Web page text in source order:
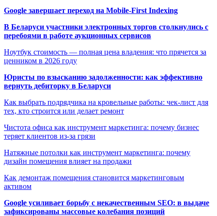
Google завершает переход на Mobile-First Indexing
В Беларуси участники электронных торгов столкнулись с
перебоями в работе аукционных сервисов
Ноутбук стоимость — полная цена владения: что прячется за
ценником в 2026 году
Юристы по взысканию задолженности: как эффективно
вернуть дебиторку в Беларуси
Как выбрать подрядчика на кровельные работы: чек-лист для
тех, кто строится или делает ремонт
Чистота офиса как инструмент маркетинга: почему бизнес
теряет клиентов из-за грязи
Натяжные потолки как инструмент маркетинга: почему
дизайн помещения влияет на продажи
Как демонтаж помещения становится маркетинговым
активом
Google усиливает борьбу с некачественным SEO: в выдаче
зафиксированы массовые колебания позиций